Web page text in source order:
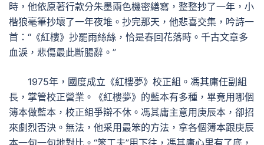
時，他依原著行款分朱墨兩色機密繕寫，整整抄了一年，小
楷狼毫筆抄壞了一年夜堆。抄完那天，他悲喜交集，吟詩一
首：“《紅樓》抄罷雨絲絲，恰是春回花落時。千古文章多
血淚，悲傷最此斷腸辭。”
1975年，國度成立《紅樓夢》校正組。馮其庸任副組
長，掌管校正營業。《紅樓夢》的藍本有多種，畢竟用哪個
簿本做藍本，校正組爭辯不休。馮其庸主意用庚辰本，卻招
來劇烈否決。無法，他采用最笨的方法，拿各個簿本跟庚辰
本一句一句地對比。“笨工夫”用下往，馮其庸心里有了底，